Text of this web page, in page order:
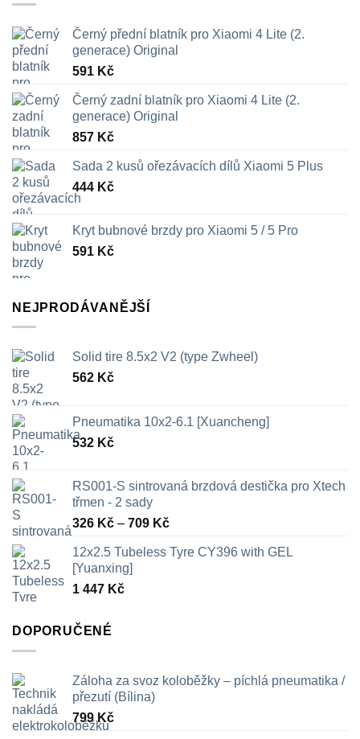
Černý přední blatník pro Xiaomi 4 Lite (2.
generace) Original
591 Kč
Černý zadní blatník pro Xiaomi 4 Lite (2.
generace) Original
857 Kč
Sada 2 kusů ořezávacích dílů Xiaomi 5 Plus
444 Kč
Kryt bubnové brzdy pro Xiaomi 5 / 5 Pro
591 Kč
NEJPRODÁVANĚJŠÍ
Solid tire 8.5x2 V2 (type Zwheel)
562 Kč
Pneumatika 10x2-6.1 [Xuancheng]
532 Kč
RS001-S sintrovaná brzdová destička pro Xtech
třmen - 2 sady
326 Kč – 709 KčRozpětí
326 Kč
12x2.5 Tubeless Tyre CY396 with GEL
[Yuanxing]
1 447 Kč
DOPORUČENÉ
Záloha za svoz koloběžky – píchlá pneumatika /
přezutí (Bílina)
799Kč